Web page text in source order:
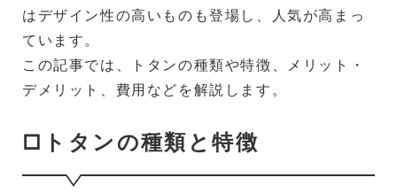
はデザイン性の高いものも登場し、人気が高まっ
ています。
この記事では、トタンの種類や特徴、メリット・
デメリット、費用などを解説します。
□トタンの種類と特徴